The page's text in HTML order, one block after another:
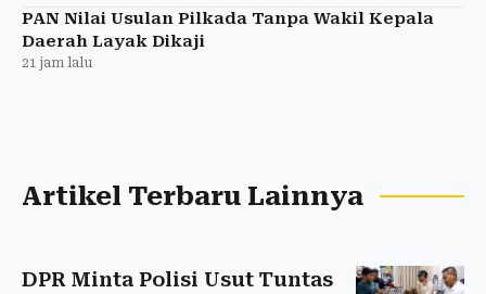
PAN Nilai Usulan Pilkada Tanpa Wakil Kepala
Daerah Layak Dikaji
21 jam lalu
Artikel Terbaru Lainnya
DPR Minta Polisi Usut Tuntas